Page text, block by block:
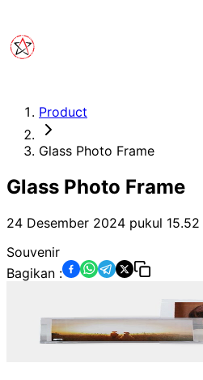
Product
Glass Photo Frame
Glass Photo Frame
24 Desember 2024 pukul 15.52
Souvenir
Bagikan :